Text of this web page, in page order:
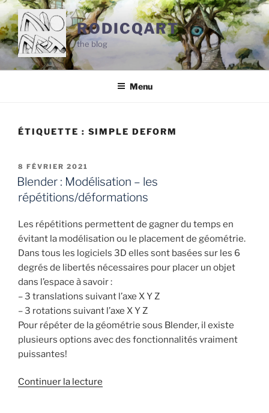
Aller
au
contenu
principal
RODICQART
the blog
Menu
ÉTIQUETTE : SIMPLE DEFORM
PUBLIÉ
LE
8 FÉVRIER 2021
Blender : Modélisation – les
répétitions/déformations
Les répétitions permettent de gagner du temps en
évitant la modélisation ou le placement de géométrie.
Dans tous les logiciels 3D elles sont basées sur les 6
degrés de libertés nécessaires pour placer un objet
dans l’espace à savoir :
– 3 translations suivant l’axe X Y Z
– 3 rotations suivant l’axe X Y Z
Pour répéter de la géométrie sous Blender, il existe
plusieurs options avec des fonctionnalités vraiment
puissantes!
Continuer la lecture